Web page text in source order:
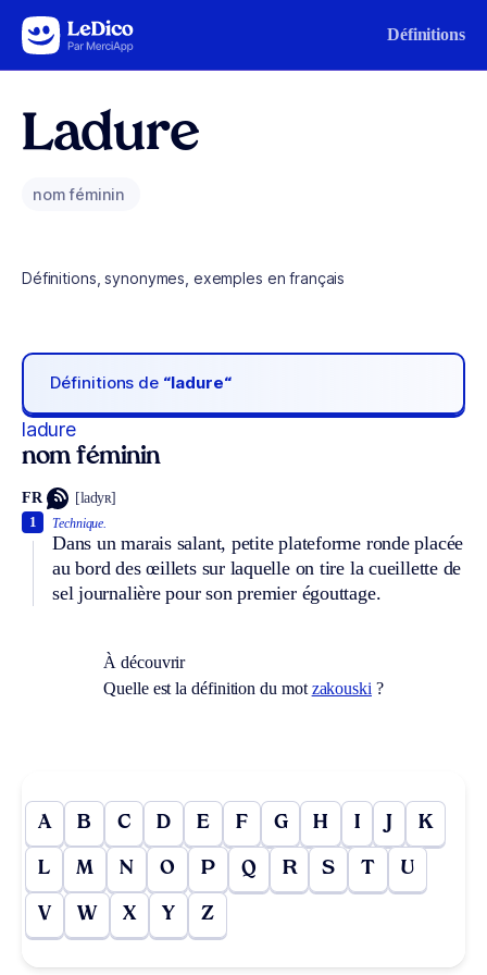
Aller au contenu Définitions
Ladure
nom féminin
Définitions, synonymes, exemples en français
Définitions de “ladure“
ladure
nom féminin
FR [ladyʀ]
Technique.
Dans un marais salant, petite plateforme ronde placée
au bord des œillets sur laquelle on tire la cueillette de
sel journalière pour son premier égouttage.
1
À découvrir
Quelle est la définition du mot zakouski ?
A B C D E F G H I J K
L M N O P Q R S T U
V W X Y Z